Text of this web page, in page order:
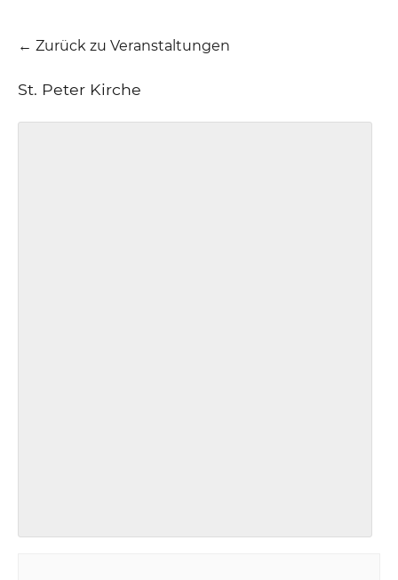
← Zurück zu Veranstaltungen
St. Peter Kirche